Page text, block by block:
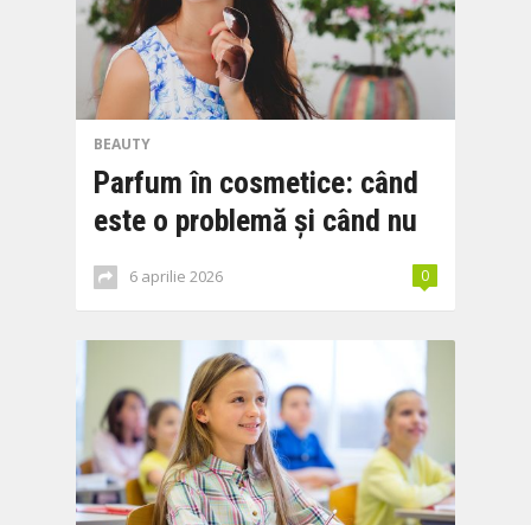
BEAUTY
Parfum în cosmetice: când
este o problemă și când nu
6 aprilie 2026 0